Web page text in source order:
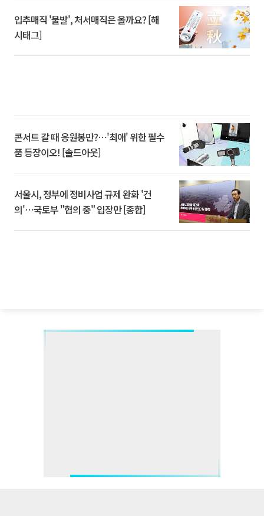
입추매직 '불발', 처서매직은 올까요? [해
시태그]
콘서트 갈 때 응원봉만?⋯'최애' 위한 필수
품 등장이오! [솔드아웃]
서울시, 정부에 정비사업 규제 완화 '건
의'⋯국토부 "협의 중" 입장만 [종합]